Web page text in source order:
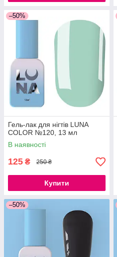
–50%
Гель-лак для нігтів LUNA
COLOR №120, 13 мл
В наявності
125 ₴ 250 ₴
Купити
–50%